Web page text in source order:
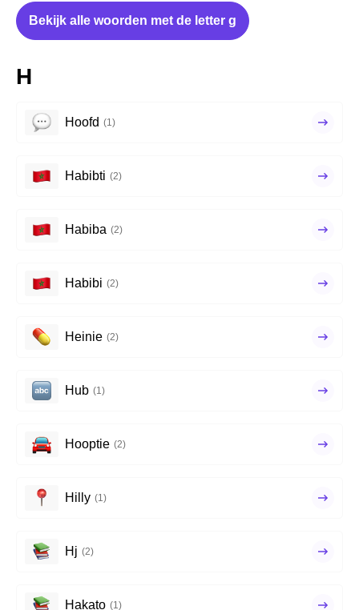
Bekijk alle woorden met de letter g
H
Hoofd (1)
Habibti (2)
Habiba (2)
Habibi (2)
Heinie (2)
Hub (1)
Hooptie (2)
Hilly (1)
Hj (2)
Hakato (1)